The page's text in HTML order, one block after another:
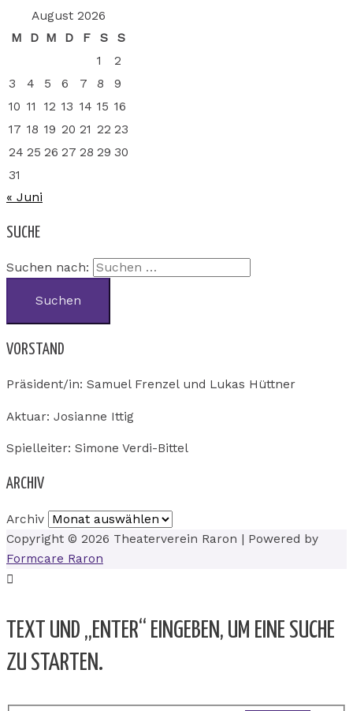
August 2026
M
D M D F S
S
1
2
3
4 5 6 7 8
9
10 11 12 13 14 15 16
17 18 19 20 21 22 23
24 25 26 27 28 29 30
31
« Juni
SUCHE
Suchen nach:
VORSTAND
Präsident/in: Samuel Frenzel und Lukas Hüttner
Aktuar: Josianne Ittig
Spielleiter: Simone Verdi-Bittel
ARCHIV
Archiv
Copyright © 2026 Theaterverein Raron | Powered by
Formcare Raron
TEXT UND „ENTER“ EINGEBEN, UM EINE SUCHE
ZU STARTEN.